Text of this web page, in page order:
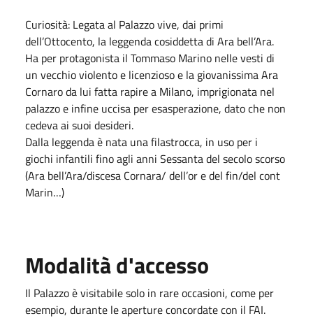
Curiosità: Legata al Palazzo vive, dai primi
dell’Ottocento, la leggenda cosiddetta di Ara bell’Ara.
Ha per protagonista il Tommaso Marino nelle vesti di
un vecchio violento e licenzioso e la giovanissima Ara
Cornaro da lui fatta rapire a Milano, imprigionata nel
palazzo e infine uccisa per esasperazione, dato che non
cedeva ai suoi desideri.
Dalla leggenda è nata una filastrocca, in uso per i
giochi infantili fino agli anni Sessanta del secolo scorso
(Ara bell’Ara/discesa Cornara/ dell’or e del fin/del cont
Marin…)
Modalità d'accesso
Il Palazzo è visitabile solo in rare occasioni, come per
esempio, durante le aperture concordate con il FAI.